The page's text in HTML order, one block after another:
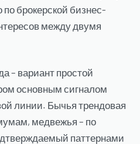
брокерской бизнес-
между двумя
– вариант простой
основным сигналом
линии. Бычья трендовая
медвежья – по
паттернами